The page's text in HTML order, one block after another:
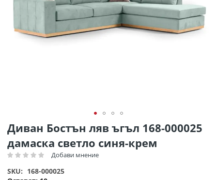
Диван Бостън ляв ъгъл 168-000025
дамаска светло синя-крем
Рейтинг: Добави мнение
SKU 168-000025
Преминете
към
началото
на
със